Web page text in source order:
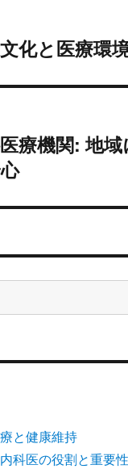
化と医療環
療機関: 地
と健康維持
科医の役割と重要性